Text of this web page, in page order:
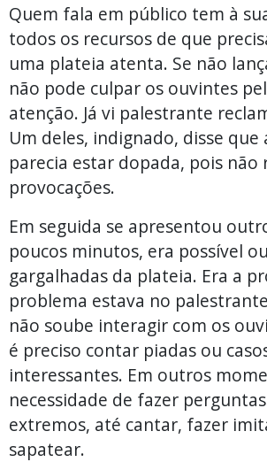
Quem fala em público tem à
todos os recursos de que
uma plateia atenta. Se não
não pode culpar os ouvintes
atenção. Já vi palestrante
Um deles, indignado, disse que
parecia estar dopada, pois não
provocações.
Em seguida se apresentou
poucos minutos, era possível
gargalhadas da plateia. Era a
problema estava no
não soube interagir com os
é preciso contar piadas ou
interessantes. Em outros
necessidade de fazer
extremos, até cantar, fazer
sapatear.